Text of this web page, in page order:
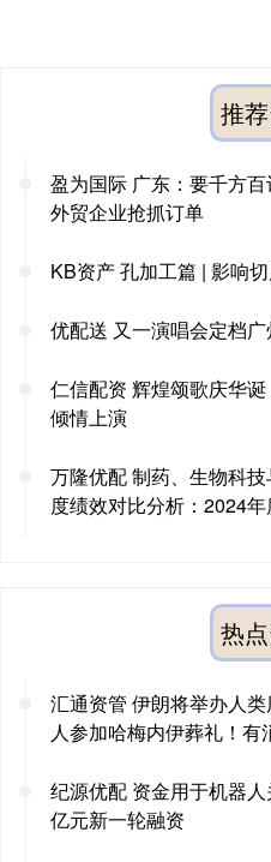
推
盈为国际 广东：要千方
外贸企业抢抓订单
KB资产 孔加工篇 | 影响
优配送 又一演唱会定档
仁信配资 辉煌颂歌庆华
倾情上演
万隆优配 制药、生物科
度绩效对比分析：2024年
热
汇通资管 伊朗将举办人
人参加哈梅内伊葬礼！有
纪源优配 资金用于机器
亿元新一轮融资